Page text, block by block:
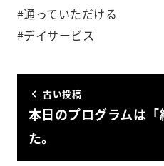
#通っていただける
#デイサービス
古い投稿
本日のプログラムは
た。